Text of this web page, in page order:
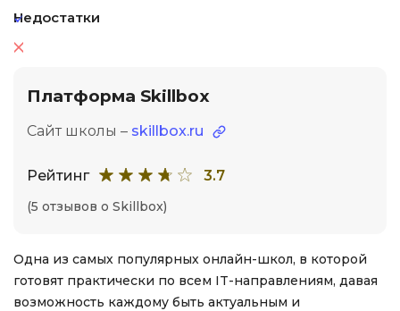
Недостатки
Платформа Skillbox
Сайт школы – skillbox.ru
Рейтинг 3.7
(5 отзывов о Skillbox)
Одна из самых популярных онлайн-школ, в которой
готовят практически по всем IT-направлениям, давая
возможность каждому быть актуальным и